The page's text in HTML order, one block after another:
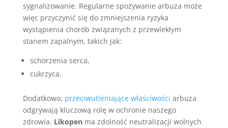
sygnalizowanie. Regularne spożywanie arbuza może
więc przyczynić się do zmniejszenia ryzyka
wystąpienia chorób związanych z przewlekłym
stanem zapalnym, takich jak:
schorzenia serca,
cukrzyca.
Dodatkowo, przeciwutleniające właściwości arbuza
odgrywają kluczową rolę w ochronie naszego
zdrowia. Likopenma zdolność neutralizacji wolnych